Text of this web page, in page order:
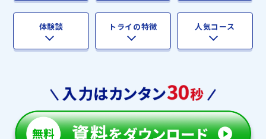
体験談 トライの特徴 人気コース